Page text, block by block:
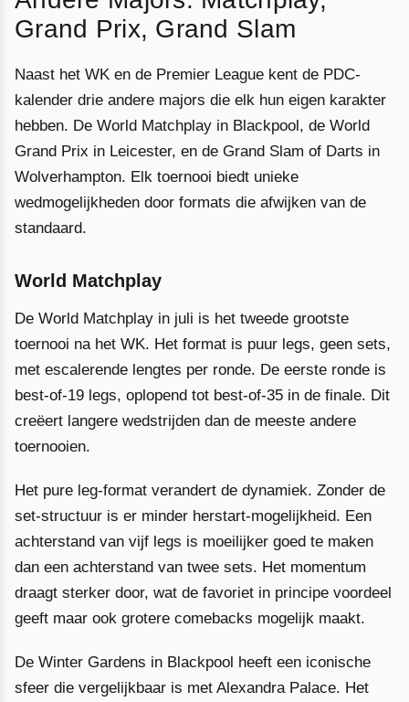
Grand Prix, Grand Slam
Naast het WK en de Premier League kent de PDC-
kalender drie andere majors die elk hun eigen karakter
hebben. De World Matchplay in Blackpool, de World
Grand Prix in Leicester, en de Grand Slam of Darts in
Wolverhampton. Elk toernooi biedt unieke
wedmogelijkheden door formats die afwijken van de
standaard.
World Matchplay
De World Matchplay in juli is het tweede grootste
toernooi na het WK. Het format is puur legs, geen sets,
met escalerende lengtes per ronde. De eerste ronde is
best-of-19 legs, oplopend tot best-of-35 in de finale. Dit
creëert langere wedstrijden dan de meeste andere
toernooien.
Het pure leg-format verandert de dynamiek. Zonder de
set-structuur is er minder herstart-mogelijkheid. Een
achterstand van vijf legs is moeilijker goed te maken
dan een achterstand van twee sets. Het momentum
draagt sterker door, wat de favoriet in principe voordeel
geeft maar ook grotere comebacks mogelijk maakt.
De Winter Gardens in Blackpool heeft een iconische
sfeer die vergelijkbaar is met Alexandra Palace. Het